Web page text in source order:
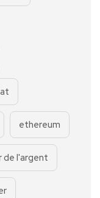
ethereum
de l'argent